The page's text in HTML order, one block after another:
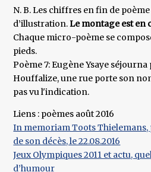
N. B. Les chiffres en fin de
d’illustration.Le montage est en
Chaque micro-poème se
pieds.
Poème 7: Eugène Ysaye
Houffalize, une rue porte son
pas vu l'indication.
Liens : poèmes août 2016
In memoriam Toots
de son décès, le 22.08.2016
Jeux Olympiques 2011 et actu,
d’humour